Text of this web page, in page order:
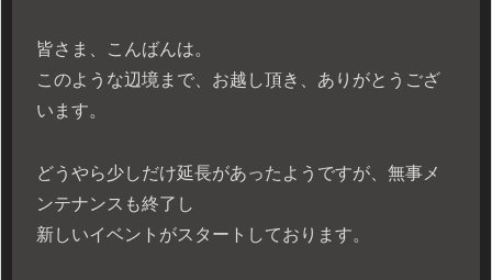
皆さま、こんばんは。
このような辺境まで、お越し頂き、ありがとうござ
います。
どうやら少しだけ延長があったようですが、無事メ
ンテナンスも終了し
新しいイベントがスタートしております。